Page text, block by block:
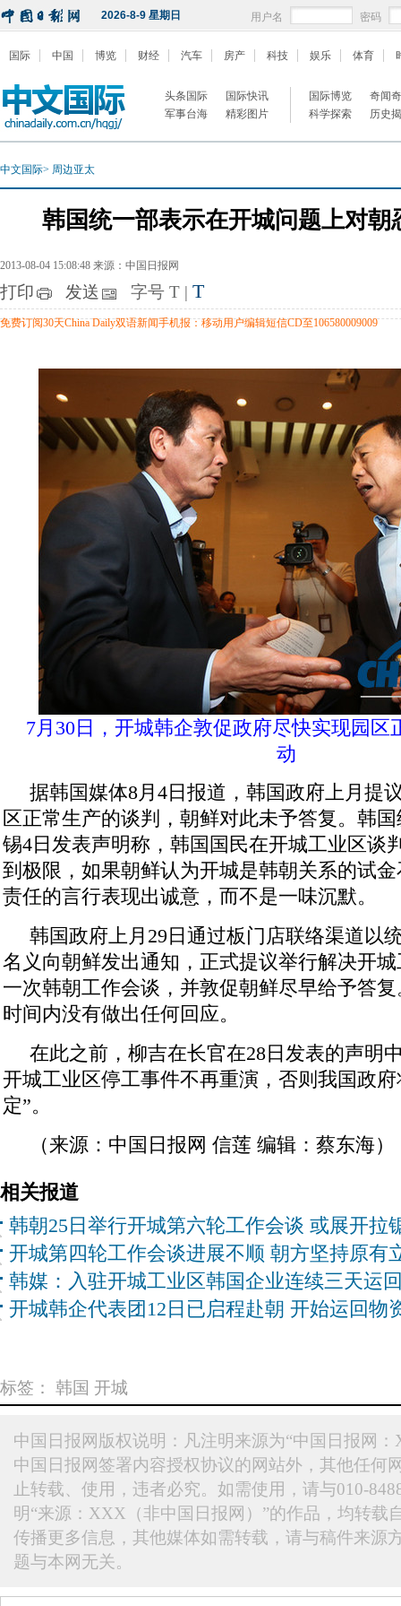
2026-8-9 星期日 用户名 密码
国际 中国 博览 财经 汽车 房产 科技 娱乐 体育
头条国际
国际快讯
军事台海
精彩图片
国际博览
奇闻
科学探索
历史
中文国际> 周边亚太
韩国统一部表示在开城问题上对朝
2013-08-04 15:08:48 来源：中国日报网
打印 发送 字号 T | T
免费订阅30天China Daily双语新闻手机报：移动用户编辑短信CD至106580009009
7月30日，开城韩企敦促政府尽快实现园区
动
据韩国媒体8月4日报道，韩国政府上月提
区正常生产的谈判，朝鲜对此未予答复。韩
锡4日发表声明称，韩国国民在开城工业区谈
到极限，如果朝鲜认为开城是韩朝关系的试
责任的言行表现出诚意，而不是一味沉默。
韩国政府上月29日通过板门店联络渠道以
名义向朝鲜发出通知，正式提议举行解决开
一次韩朝工作会谈，并敦促朝鲜尽早给予答
时间内没有做出任何回应。
在此之前，柳吉在长官在28日发表的声明
开城工业区停工事件不再重演，否则我国政
定”。
（来源：中国日报网 信莲 编辑：蔡东海）
相关报道
韩朝25日举行开城第六轮工作会谈 或展开拉
开城第四轮工作会谈进展不顺 朝方坚持原有
韩媒：入驻开城工业区韩国企业连续三天运
开城韩企代表团12日已启程赴朝 开始运回物
标签： 韩国 开城
中国日报网版权说明：凡注明来源为“中国日报网
中国日报网签署内容授权协议的网站外，其他任何
止转载、使用，违者必究。如需使用，请与010-
明“来源：XXX（非中国日报网）”的作品，均转载
传播更多信息，其他媒体如需转载，请与稿件来源
题与本网无关。